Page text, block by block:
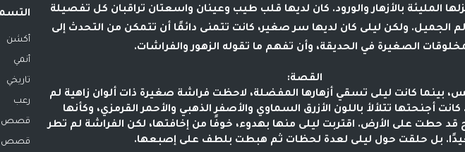
المليئة بالأزهار والورود. كان لديها قلب طيب وعينان واسعتان تراقبان كل تفصيلة
الجميل. ولكن ليلى كان لديها سر صغير، كانت تتمنى دائمًا أن تتمكن من التحدث إلى
الصغيرة في الحديقة، وأن تفهم ما تقوله الزهور والفراشات.
القصة:
كانت ليلى تسقي أزهارها المفضلة، لاحظت فراشة صغيرة ذات ألوان زاهية لم
أجنحتها تتلألأ باللون الأزرق السماوي والأصفر الذهبي والأحمر القرمزي، وكأنها
حطت على الأرض. اقتربت ليلى منها بهدوء، خوفًا من إخافتها، لكن الفراشة لم تطر
بل حلقت حول ليلى لعدة لحظات ثم هبطت بلطف على إصبعها.
أكشن
أنمي
تاريخي
رعب
قصص
قصص